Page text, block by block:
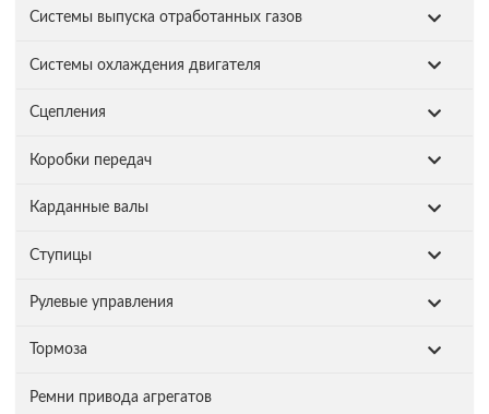
Системы выпуска отработанных газов
Системы охлаждения двигателя
Сцепления
Коробки передач
Карданные валы
Ступицы
Рулевые управления
Тормоза
Ремни привода агрегатов